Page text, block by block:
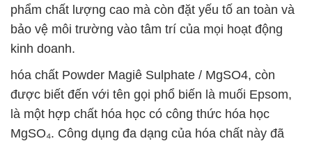
phẩm chất lượng cao mà còn đặt yếu tố an toàn và
bảo vệ môi trường vào tâm trí của mọi hoạt động
kinh doanh.
hóa chất Powder Magiê Sulphate / MgSO4, còn
được biết đến với tên gọi phổ biến là muối Epsom,
là một hợp chất hóa học có công thức hóa học
MgSO₄. Công dụng đa dạng của hóa chất này đã